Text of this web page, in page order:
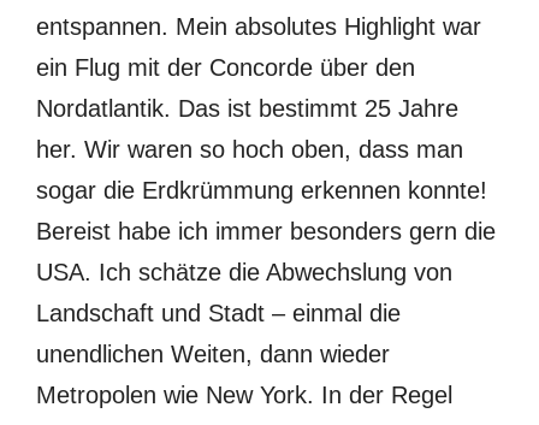
entspannen. Mein absolutes Highlight war
ein Flug mit der Concorde über den
Nordatlantik. Das ist bestimmt 25 Jahre
her. Wir waren so hoch oben, dass man
sogar die Erdkrümmung erkennen konnte!
Bereist habe ich immer besonders gern die
USA. Ich schätze die Abwechslung von
Landschaft und Stadt – einmal die
unendlichen Weiten, dann wieder
Metropolen wie New York. In der Regel